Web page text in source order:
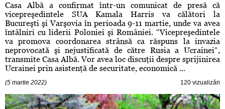
Casa Albă a confirmat într-un comunicat de presă că
vicepreşedintele SUA Kamala Harris va călători la
Bucureşti şi Varşovia în perioada 9-11 martie, unde va avea
întâlniri cu liderii Poloniei şi României. “Vicepreşedintele
va promova coordonarea strânsă ca răspuns la invazia
neprovocată şi nejustificată de către Rusia a Ucrainei“,
transmite Casa Albă. Vor avea loc discuţii despre sprijinirea
Ucrainei prin asistenţă de securitate, economică ...
(5 martie 2022) 120 vizualizări